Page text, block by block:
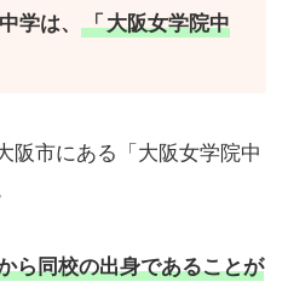
学は、「大阪女学院中
阪市にある「大阪女学院中
ら同校の出身であることが